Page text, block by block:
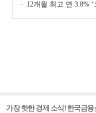
12개월 최고 연 3.8% ‘코드K자유적금
가장 핫한 경제 소식! 한국금융